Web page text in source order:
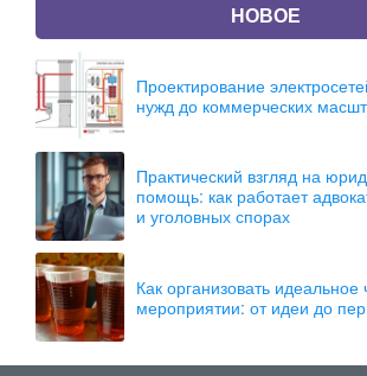
НОВОЕ
Проектирование
нужд до коммерческих
Практический взгляд на
помощь: как работает
и уголовных спорах
Как организовать идеальное
мероприятии: от идеи до